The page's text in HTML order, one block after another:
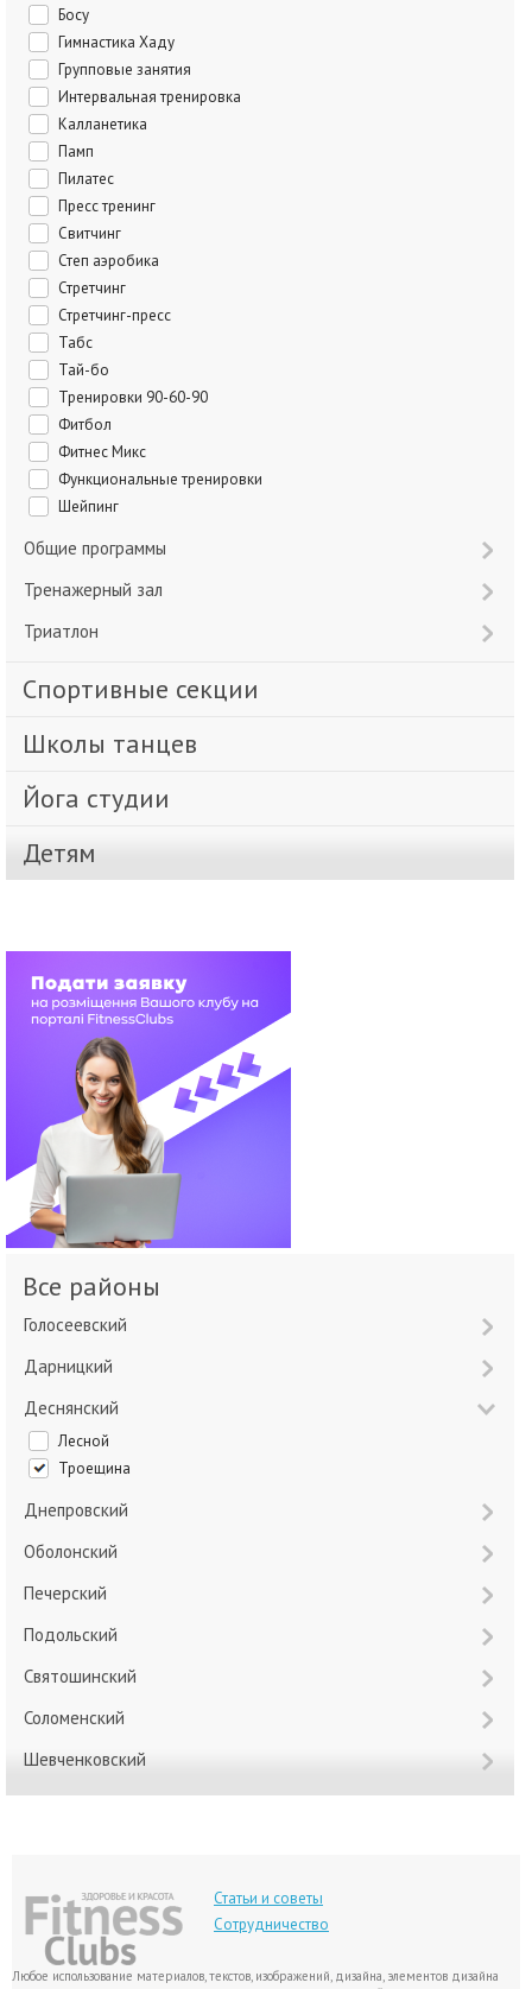
Босу
Гимнастика Хаду
Групповые занятия
Интервальная тренировка
Калланетика
Памп
Пилатес
Пресс тренинг
Свитчинг
Степ аэробика
Стретчинг
Стретчинг-пресс
Табс
Тай-бо
Тренировки 90-60-90
Фитбол
Фитнес Микс
Функциональные тренировки
Шейпинг
Общие программы
Тренажерный зал
Триатлон
Спортивные секции
Школы танцев
Йога студии
Детям
Все районы
Голосеевский
Дарницкий
Деснянский
Лесной
Троещина
Днепровский
Оболонский
Печерский
Подольский
Святошинский
Соломенский
Шевченковский
Статьи и советы
Сотрудничество
Любое использование материалов, текстов, изображений, дизайна, элементов дизайна